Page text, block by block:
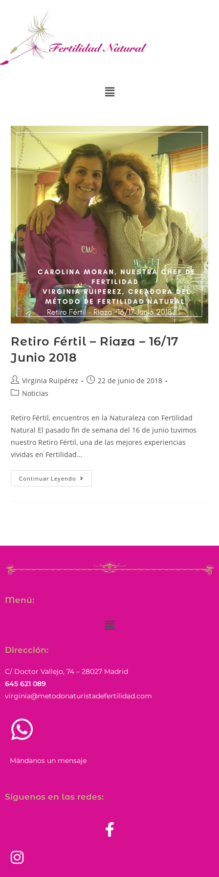
Retiro Fértil – Riaza – 16/17
Junio 2018
Virginia Ruipérez
22 de junio de 2018
Noticias
Retiro Fértil, encuentros en la Naturaleza con Fertilidad
Natural El pasado fin de semana del 16 de junio tuvimos
nuestro Retiro Fértil, una de las mejores experiencias
vividas en Fertilidad…
Continuar Leyendo
Menú:
Dirección:
C/ Doctor Vallejo, 74 – 28027 Madrid
645 621 089
virginia@metodonaturistadefertilidad.com
Mándanos un mensaje
Síguenos en las redes: